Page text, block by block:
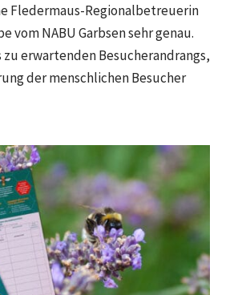
Fledermaus-Regionalbetreuerin
vom NABU Garbsen sehr genau.
erwartenden Besucherandrangs,
der menschlichen Besucher